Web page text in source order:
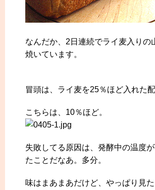
なんだか、2日連続でライ麦入りの
焼いています。
冒頭は、ライ麦を25％ほど入れた配
こちらは、10％ほど。
失敗してる原因は、発酵中の温度
たことだなあ。多分。
味はまあまあだけど、やっぱり見